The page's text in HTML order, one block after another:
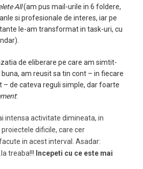
All(am pus mail-urile in 6 foldere,
si profesionale de interes, iar pe
le-am transformat in task-uri, cu
de eliberare pe care am simtit-
am reusit sa tin cont – in fiecare
– de cateva reguli simple, dar foarte
:
intensa activitate dimineata, in
dificile, care cer
in acest interval. Asadar:
treaba!!! Incepeti cu ce este mai